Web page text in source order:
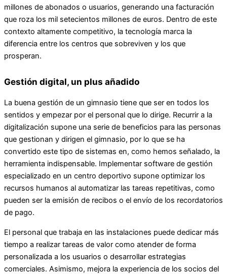
millones de abonados o usuarios, generando una facturación
que roza los mil setecientos millones de euros. Dentro de este
contexto altamente competitivo, la tecnología marca la
diferencia entre los centros que sobreviven y los que
prosperan.
Gestión digital, un plus añadido
La buena gestión de un gimnasio tiene que ser en todos los
sentidos y empezar por el personal que lo dirige. Recurrir a la
digitalización supone una serie de beneficios para las personas
que gestionan y dirigen el gimnasio, por lo que se ha
convertido este tipo de sistemas en, como hemos señalado, la
herramienta indispensable. Implementar software de gestión
especializado en un centro deportivo supone optimizar los
recursos humanos al automatizar las tareas repetitivas, como
pueden ser la emisión de recibos o el envío de los recordatorios
de pago.
El personal que trabaja en las instalaciones puede dedicar más
tiempo a realizar tareas de valor como atender de forma
personalizada a los usuarios o desarrollar estrategias
comerciales. Asimismo, mejora la experiencia de los socios del